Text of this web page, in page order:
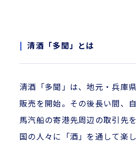
清酒「多聞」とは
清酒「多聞」は、地元・兵庫
販売を開始。その後長い間、
馬汽船の寄港先周辺の取引先
国の人々に「酒」を通して楽